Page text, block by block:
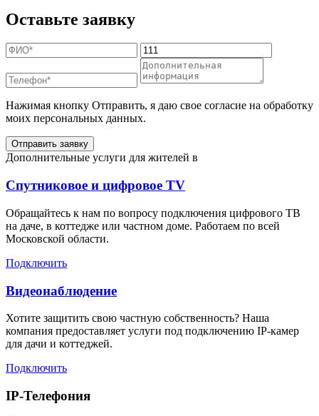
Оставьте заявку
Нажимая кнопку Отправить, я даю свое согласие на обработку
моих персональных данных.
Отправить заявку
Дополнительные услуги для жителей в
Спутниковое и цифровое TV
Обращайтесь к нам по вопросу подключения цифрового ТВ
на даче, в коттедже или частном доме. Работаем по всей
Московской области.
Подключить
Видеонаблюдение
Хотите защитить свою частную собственность? Наша
компания предоставляет услуги под подключению IP-камер
для дачи и коттеджей.
Подключить
IP-Телефония